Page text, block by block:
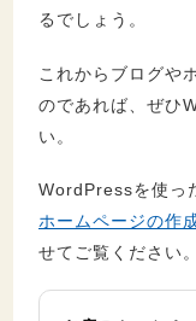
るでしょう。
これからブログや
のであれば、ぜひ
い。
WordPressを使っ
ホームページの作
せてご覧ください。